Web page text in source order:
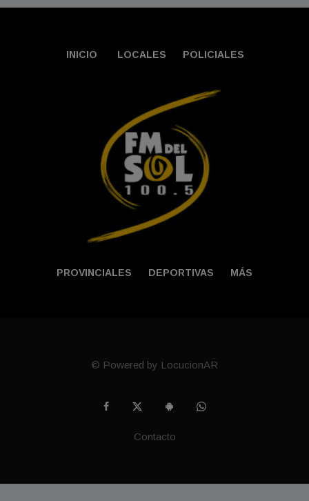
INICIO LOCALES POLICIALES
PROVINCIALES DEPORTIVAS MÁS
© Powered by LocucionAR
Contacto